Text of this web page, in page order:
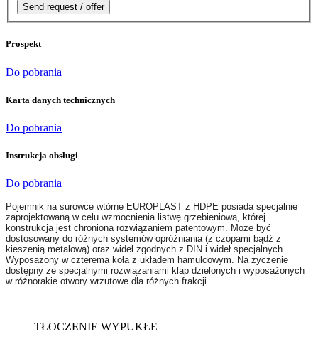
Prospekt
Do pobrania
Karta danych technicznych
Do pobrania
Instrukcja obsługi
Do pobrania
Pojemnik na surowce wtórne EUROPLAST z HDPE posiada specjalnie
zaprojektowaną w celu wzmocnienia listwę grzebieniową, której
konstrukcja jest chroniona rozwiązaniem patentowym. Może być
dostosowany do różnych systemów opróżniania (z czopami bądź z
kieszenią metalową) oraz wideł zgodnych z DIN i wideł specjalnych.
Wyposażony w czterema koła z układem hamulcowym. Na życzenie
dostępny ze specjalnymi rozwiązaniami klap dzielonych i wyposażonych
w różnorakie otwory wrzutowe dla różnych frakcji.
TŁOCZENIE WYPUKŁE